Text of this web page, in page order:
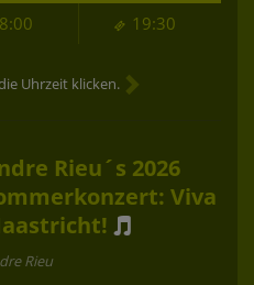
19:30
Uhrzeit klicken.
Rieu´s 2026
Viva
Rieu